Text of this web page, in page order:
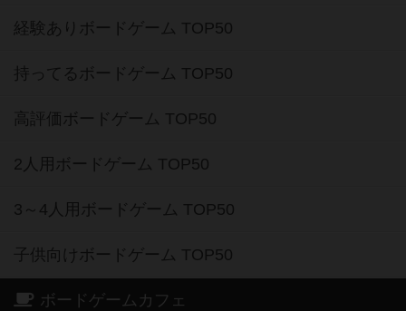
経験ありボードゲーム TOP50
持ってるボードゲーム TOP50
高評価ボードゲーム TOP50
2人用ボードゲーム TOP50
3～4人用ボードゲーム TOP50
子供向けボードゲーム TOP50
ボードゲームカフェ